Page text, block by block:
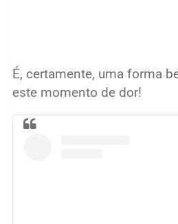
É, certamente, uma forma
este momento de dor!